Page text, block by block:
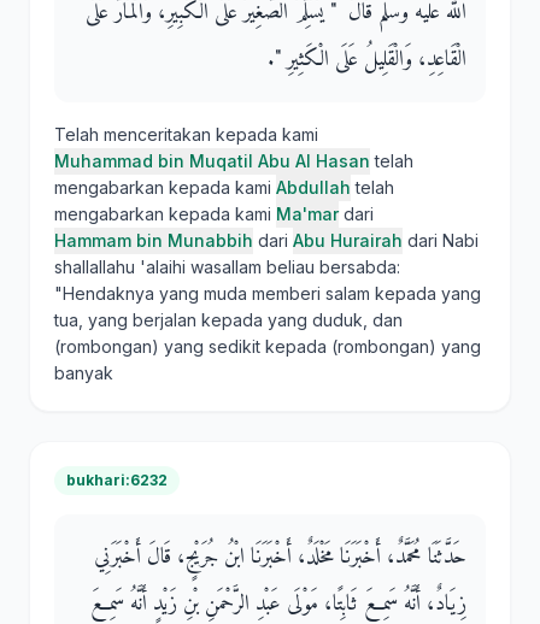
الله عليه وسلم قَالَ ‏ "‏ يُسَلِّمُ الصَّغِيرُ عَلَى الْكَبِيرِ، وَالْمَارُّ عَلَى
الْقَاعِدِ، وَالْقَلِيلُ عَلَى الْكَثِيرِ ‏"‏‏.‏
Telah menceritakan kepada kami
Muhammad bin Muqatil Abu Al Hasan telah
mengabarkan kepada kami Abdullah telah
mengabarkan kepada kami Ma'mardari
Hammam bin Munabbih dari Abu Hurairah dari Nabi
shallallahu 'alaihi wasallam beliau bersabda:
"Hendaknya yang muda memberi salam kepada yang
tua, yang berjalan kepada yang duduk, dan
(rombongan) yang sedikit kepada (rombongan) yang
banyak
bukhari:6232
حَدَّثَنَا مُحَمَّدٌ، أَخْبَرَنَا مَخْلَدٌ، أَخْبَرَنَا ابْنُ جُرَيْجٍ، قَالَ أَخْبَرَنِي
زِيَادٌ، أَنَّهُ سَمِعَ ثَابِتًا، مَوْلَى عَبْدِ الرَّحْمَنِ بْنِ زَيْدٍ أَنَّهُ سَمِعَ